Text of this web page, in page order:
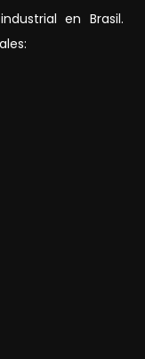
en Brasil.